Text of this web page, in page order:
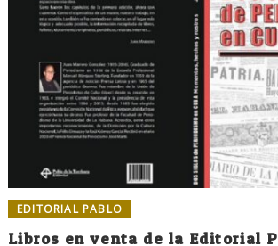
EDITORIAL PABLO
Libros en venta de la Editorial